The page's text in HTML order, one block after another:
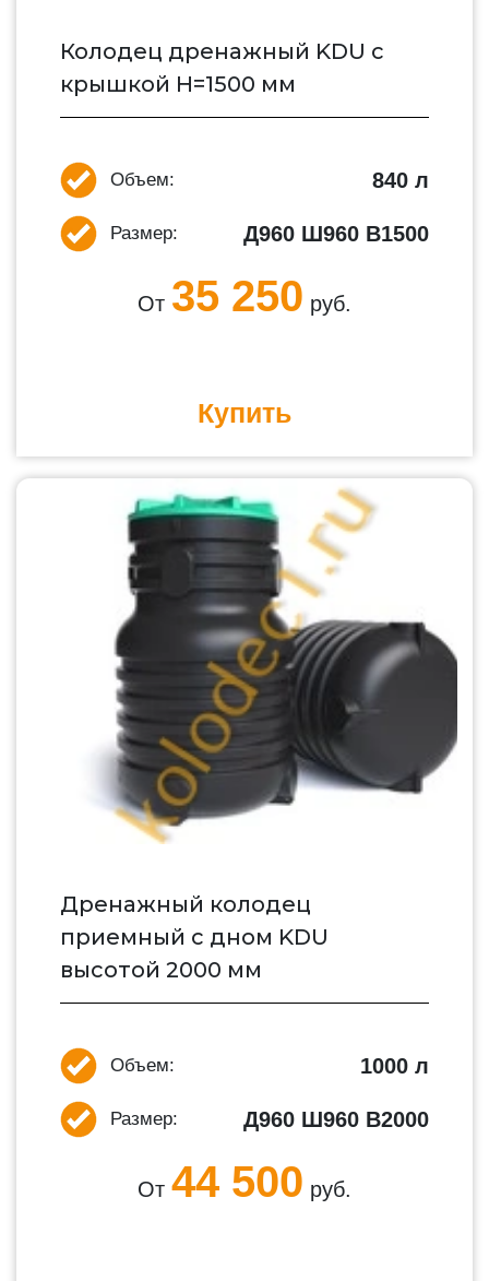
Колодец дренажный KDU с
крышкой H=1500 мм
Объем: 840 л
Размер: Д960 Ш960 В1500
От 35 250 руб.
Купить
Дренажный колодец
приемный c дном KDU
высотой 2000 мм
Объем: 1000 л
Размер: Д960 Ш960 В2000
От 44 500 руб.